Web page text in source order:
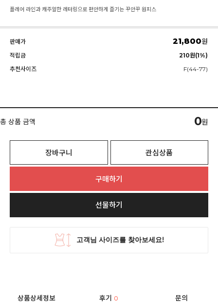
플레어 라인과 캐주얼한 레터링으로 편안하게 즐기는 꾸안꾸 원피스
판매가 21,800원
적립금
210원(1%)
추천사이즈
F(44-77)
총 상품 금액 0원
장바구니 관심상품
구매하기
선물하기
상품상세정보 후기0 문의